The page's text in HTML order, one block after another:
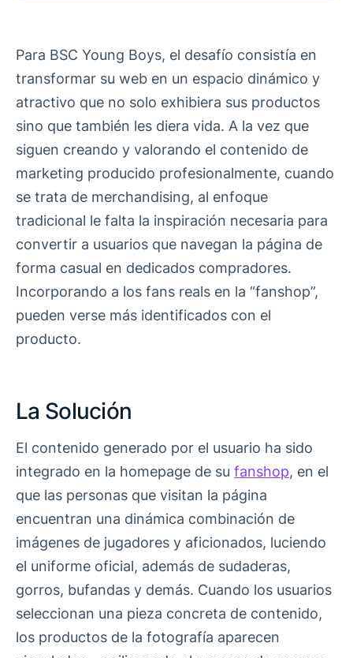
Para BSC Young Boys, el desafío consistía en
transformar su web en un espacio dinámico y
atractivo que no solo exhibiera sus productos
sino que también les diera vida. A la vez que
siguen creando y valorando el contenido de
marketing producido profesionalmente, cuando
se trata de merchandising, al enfoque
tradicional le falta la inspiración necesaria para
convertir a usuarios que navegan la página de
forma casual en dedicados compradores.
Incorporando a los fans reals en la “fanshop”,
pueden verse más identificados con el
producto.
La Solución
El contenido generado por el usuario ha sido
integrado en la homepage de su fanshop, en el
que las personas que visitan la página
encuentran una dinámica combinación de
imágenes de jugadores y aficionados, luciendo
el uniforme oficial, además de sudaderas,
gorros, bufandas y demás. Cuando los usuarios
seleccionan una pieza concreta de contenido,
los productos de la fotografía aparecen